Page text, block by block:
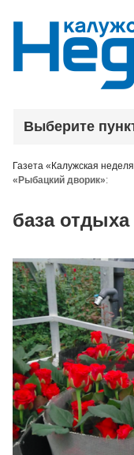
Выберите
Газета «Калужская
«Рыбацкий дворик»:
база